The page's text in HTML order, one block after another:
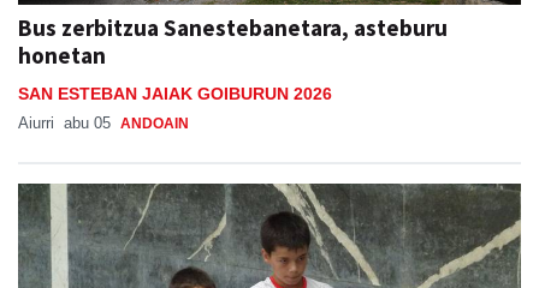
Bus zerbitzua Sanestebanetara, asteburu
honetan
SAN ESTEBAN JAIAK GOIBURUN 2026
Aiurri abu 05 ANDOAIN